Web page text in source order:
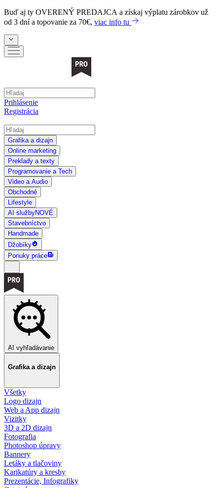
Buď aj ty OVERENÝ PREDAJCA a získaj výplatu zárobkov už
od 3 dní a topovanie za 70€, viac info tu
Prihlásenie
Registrácia
Grafika a dizajn
Online marketing
Preklady a texty
Programovanie a Tech
Video a Audio
Obchodné
Lifestyle
AI službyNOVÉ
Stavebníctvo
Handmade
Džobíky
Ponuky práce
AI vyhľadávanie
Grafika a dizajn
Všetky
Logo dizajn
Web a App dizajn
Vizitky
3D a 2D dizajn
Fotografia
Photoshop úpravy
Bannery
Letáky a tlačoviny
Karikatúry a kresby
Prezentácie, Infografiky